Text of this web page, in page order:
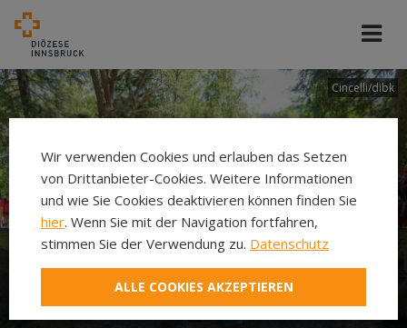
Cincelli/dibk
Neuer Pilgerweg Via
Laudato si’
Wir verwenden Cookies und erlauben das Setzen
von Drittanbieter-Cookies. Weitere Informationen
und wie Sie Cookies deaktivieren können finden Sie
hier. Wenn Sie mit der Navigation fortfahren,
stimmen Sie der Verwendung zu. Datenschutz
ALLE COOKIES AKZEPTIEREN